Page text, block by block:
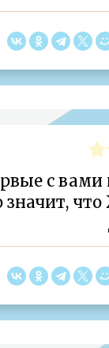
с
значит,